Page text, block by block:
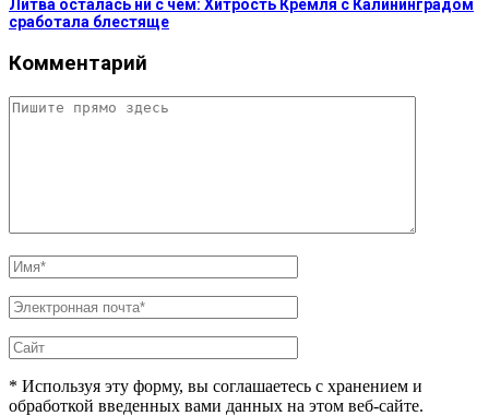
Литва осталась ни с чем: Хитрость Кремля с Калининградом
сработала блестяще
Комментарий
* Используя эту форму, вы соглашаетесь с хранением и
обработкой введенных вами данных на этом веб-сайте.